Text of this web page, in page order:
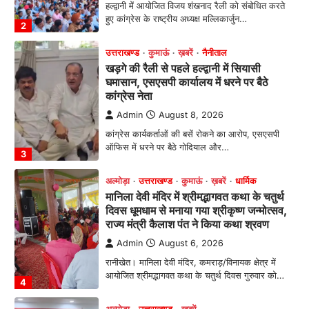
3
कांग्रेस कार्यकर्ताओं की बसें रोकने का आरोप, एसएसपी
ऑफिस में धरने पर बैठे गोदियाल और…
4
अल्मोड़ा उत्तराखण्ड कुमाऊं ख़बरें
मानिला देवी मंदिर में श्रीमद्भागवत कथा के चतुर्थ
दिवस धूमधाम से मनाया गया श्रीकृष्ण जन्मोत्सव,
राज्य मंत्री कैलाश पंत ने किया कथा श्रवण
Admin August 6, 2026
रानीखेत। मानिला देवी मंदिर, कमराड़/विनायक क्षेत्र में
आयोजित श्रीमद्भागवत कथा के चतुर्थ दिवस गुरुवार को…
1
अल्मोड़ा उत्तराखण्ड ख़बरें
इंटर-एपीएस सेंट्रल कमांड चेस क्लस्टर-2 में
याग्यिका कुंद्रा ने लहराया परचम, अंडर-14 वर्ग
में हासिल किया प्रथम स्थान
Admin August 8, 2026
रानीखेत। आर्मी पब्लिक स्कूल रानीखेत की प्रतिभाशाली
छात्रा याग्यिका कुंद्रा ने अपनी शानदार शतरंज प्रतिभा…